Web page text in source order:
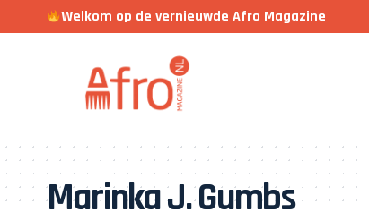
Welkom op de vernieuwde Afro Magazine
Marinka J. Gumbs